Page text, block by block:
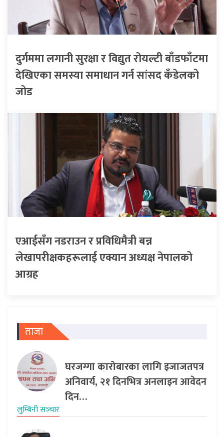
दुर्गममा लगानी सुरक्षा र विद्युत रोयल्टी बाँडफाँटमा
देखिएका समस्या समाधान गर्न सांसद कँडेलको
जोड
एआईसँग नडराउन र प्रविधिमैत्री बन्न
लेखापरीक्षकहरूलाई एक्यान अध्यक्ष नेपालको
आग्रह
ताजा
घरजग्गा कारोबारका लागि इजाजतपत्र
अनिवार्य, २१ दिनभित्र अनलाइन आवेदन
दिन…
लुम्बिनी सञ्‍चार